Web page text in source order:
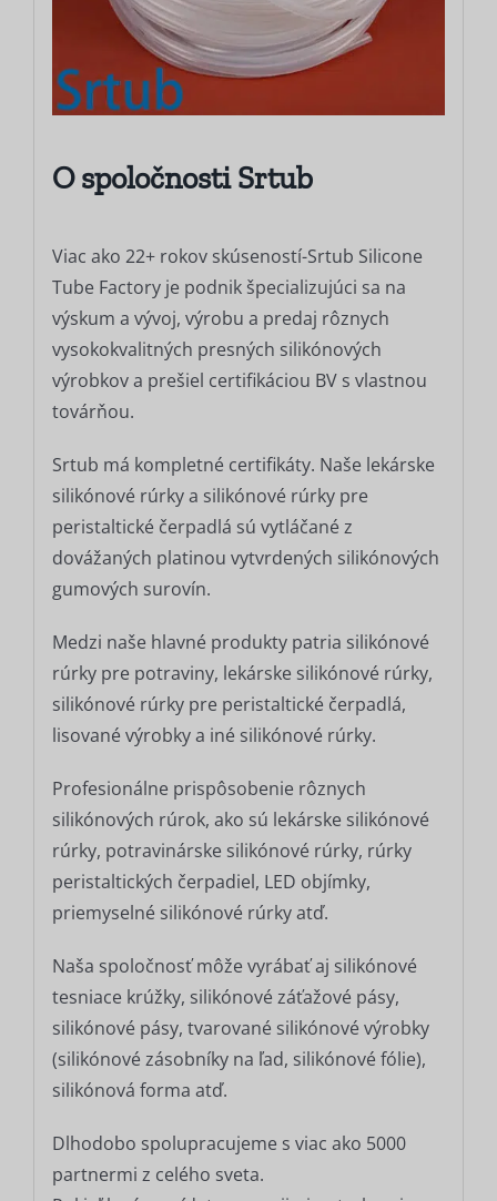
O spoločnosti Srtub
Viac ako 22+ rokov skúseností-Srtub Silicone
Tube Factory je podnik špecializujúci sa na
výskum a vývoj, výrobu a predaj rôznych
vysokokvalitných presných silikónových
výrobkov a prešiel certifikáciou BV s vlastnou
továrňou.
Srtub má kompletné certifikáty. Naše lekárske
silikónové rúrky a silikónové rúrky pre
peristaltické čerpadlá sú vytláčané z
dovážaných platinou vytvrdených silikónových
gumových surovín.
Medzi naše hlavné produkty patria silikónové
rúrky pre potraviny, lekárske silikónové rúrky,
silikónové rúrky pre peristaltické čerpadlá,
lisované výrobky a iné silikónové rúrky.
Profesionálne prispôsobenie rôznych
silikónových rúrok, ako sú lekárske silikónové
rúrky, potravinárske silikónové rúrky, rúrky
peristaltických čerpadiel, LED objímky,
priemyselné silikónové rúrky atď.
Naša spoločnosť môže vyrábať aj silikónové
tesniace krúžky, silikónové záťažové pásy,
silikónové pásy, tvarované silikónové výrobky
(silikónové zásobníky na ľad, silikónové fólie),
silikónová forma atď.
Dlhodobo spolupracujeme s viac ako 5000
partnermi z celého sveta.